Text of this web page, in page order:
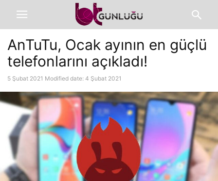
AnTuTu, Ocak ayının en güçlü
telefonlarını açıkladı!
5 Şubat 2021 Modified date: 4 Şubat 2021